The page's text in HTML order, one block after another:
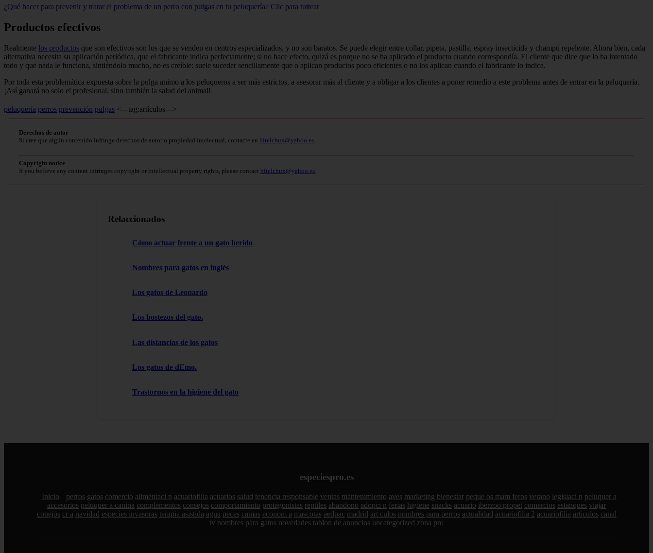
¿Qué hacer para prevenir y tratar el problema de un perro con pulgas en tu peluquería? Clic para tuitear
Productos efectivos
Realmente los productos que son efectivos son los que se venden en cen­tros especializados, y no son baratos. Se puede elegir entre collar, pipeta, pastilla, espray insecticida y champú repelente. Ahora bien, cada
alternativa necesita su aplicación periódica, que el fabri­cante indica perfectamente; si no hace efecto, quizá es porque no se ha apli­cado el producto cuando correspondía. El cliente que dice que lo ha intentado
todo y que nada le funciona, sintiéndo­lo mucho, no es creíble: suele suceder sencillamente que o aplican productos poco eficientes o no los aplican cuando el fabricante lo indica.
Por toda esta problemática expuesta sobre la pulga animo a los peluqueros a ser más estrictos, a asesorar más al cliente y a obligar a los clientes a poner remedio a este problema antes de entrar en la peluquería.
¡Así ganará no solo el profesional, sino también la salud del animal!
peluquería perros prevención pulgas <---tag:artículos--->
Derechos de autor
Si cree que algún contenido infringe derechos de autor o propiedad intelectual, contacte en bitelchux@yahoo.es.
Copyright notice
If you believe any content infringes copyright or intellectual property rights, please contact bitelchux@yahoo.es.
Relaccionados
Cómo actuar frente a un gato herido
Nombres para gatos en inglés
Los gatos de Leonardo
Los bostezos del gato.
Las distancias de los gatos
Los gatos de dEmo.
Trastornos en la higiene del gato
especiespro.es
Inicio perros gatos comercio alimentaci n acuariofilia acuarios salud tenencia responsable ventas mantenimiento aves marketing bienestar peque os mam feros verano legislaci n peluquer a
accesorios peluquer a canina complementos consejos comportamiento protagonistas reptiles abandono adopci n ferias higiene snacks acuario iberzoo propet comercios estanques viajar
conejos cr a navidad especies invasoras terapia asistida agua peces camas econom a mascotas aedpac madrid art culos nombres para perros actualidad acuariofilia 2 acuariofilia articulos canal
tv nombres para gatos novedades tablon de anuncios uncategorized zona pro